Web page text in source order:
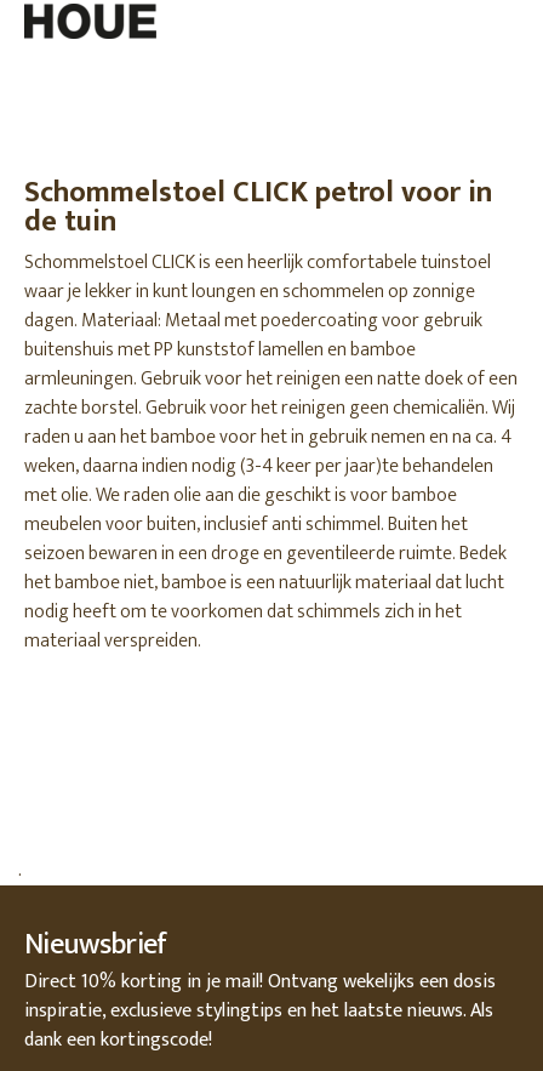
Schommelstoel CLICK petrol voor in
de tuin
Schommelstoel CLICK is een heerlijk comfortabele tuinstoel
waar je lekker in kunt loungen en schommelen op zonnige
dagen. Materiaal: Metaal met poedercoating voor gebruik
buitenshuis met PP kunststof lamellen en bamboe
armleuningen. Gebruik voor het reinigen een natte doek of een
zachte borstel. Gebruik voor het reinigen geen chemicaliën. Wij
raden u aan het bamboe voor het in gebruik nemen en na ca. 4
weken, daarna indien nodig (3-4 keer per jaar)te behandelen
met olie. We raden olie aan die geschikt is voor bamboe
meubelen voor buiten, inclusief anti schimmel. Buiten het
seizoen bewaren in een droge en geventileerde ruimte. Bedek
het bamboe niet, bamboe is een natuurlijk materiaal dat lucht
nodig heeft om te voorkomen dat schimmels zich in het
materiaal verspreiden.
.
Nieuwsbrief
Direct 10% korting in je mail! Ontvang wekelijks een dosis
inspiratie, exclusieve stylingtips en het laatste nieuws. Als
dank een kortingscode!